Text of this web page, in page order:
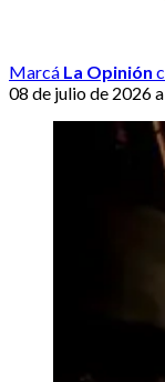
Marcá La Opinión
08 de julio de 2026